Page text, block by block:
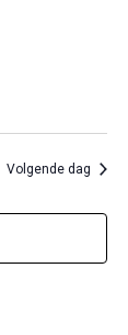
Volgende dag